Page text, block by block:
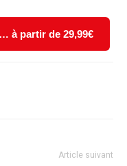
à partir de 29,99€
Article suivant